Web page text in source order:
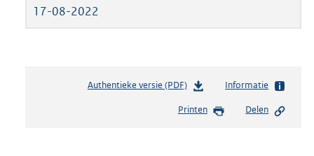
17-08-2022
Authentieke versie (PDF)b
s
Informatie
Printen Delen